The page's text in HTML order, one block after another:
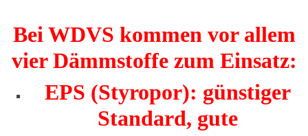
Bei WDVS kommen vor allem
vier Dämmstoffe zum Einsatz:
EPS (Styropor): günstiger
Standard, gute